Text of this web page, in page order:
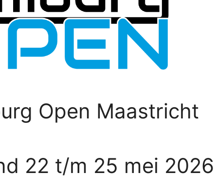
Open Maastricht
22 t/m 25 mei 2026